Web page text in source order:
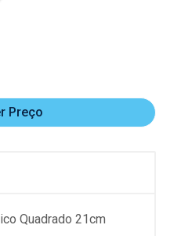
Preço
Quadrado 21cm